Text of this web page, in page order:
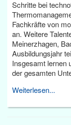
Schritte bei
Fachkräfte von
an. Weitere
Meinerzhagen,
Ausbildungsjahr
Insgesamt lernen
der gesamten
Weiterlesen...